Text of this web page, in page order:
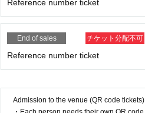
* Other fraud is discovered, the staff will be
Tickets will not be refunded if fraud is
Reference number ticket
End of sales チケット分配不可
Reference number ticket
Admission to the venue (QR code tickets)